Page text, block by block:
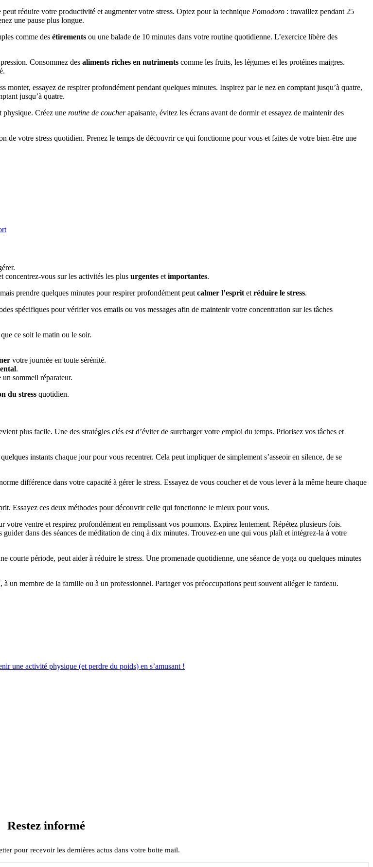
réduire votre productivité et augmenter votre stress. Optez pour la technique Pomodoro : travaillez pendant 25
une pause plus longue.
comme des étirements ou une balade de 10 minutes dans votre routine quotidienne. L’exercice libère des
Consommez des aliments riches en nutriments comme les fruits, les légumes et les protéines maigres.
monter, essayez de respirer profondément pendant quelques minutes. Inspirez par le nez en comptant jusqu’à quatre,
jusqu’à quatre.
physique. Créez une routine de coucherapaisante, évitez les écrans avant de dormir et essayez de maintenir des
de votre stress quotidien. Prenez le temps de découvrir ce qui fonctionne pour vous et faites de votre bien-être une
concentrez-vous sur les activités les plus urgentes et importantes.
prendre quelques minutes pour respirer profondément peut calmer l’esprit et réduire le stress.
spécifiques pour vérifier vos emails ou vos messages afin de maintenir votre concentration sur les tâches
ce soit le matin ou le soir.
votre journée en toute sérénité.
.
un sommeil réparateur.
du stress quotidien.
plus facile. Une des stratégies clés est d’éviter de surcharger votre emploi du temps. Priorisez vos tâches et
instants chaque jour pour vous recentrer. Cela peut impliquer de simplement s’asseoir en silence, de se
différence dans votre capacité à gérer le stress. Essayez de vous coucher et de vous lever à la même heure chaque
Essayez ces deux méthodes pour découvrir celle qui fonctionne le mieux pour vous.
votre ventre et respirez profondément en remplissant vos poumons. Expirez lentement. Répétez plusieurs fois.
dans des séances de méditation de cinq à dix minutes. Trouvez-en une qui vous plaît et intégrez-la à votre
courte période, peut aider à réduire le stress. Une promenade quotidienne, une séance de yoga ou quelques minutes
un membre de la famille ou à un professionnel. Partager vos préoccupations peut souvent alléger le fardeau.
une activité physique (et perdre du poids) en sʼamusant !
Restez informé
pour recevoir les dernières actus dans votre boite mail.